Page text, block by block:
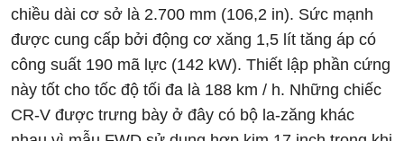
chiều dài cơ sở là 2.700 mm (106,2 in). Sức mạnh
được cung cấp bởi động cơ xăng 1,5 lít tăng áp có
công suất 190 mã lực (142 kW). Thiết lập phần cứng
này tốt cho tốc độ tối đa là 188 km / h. Những chiếc
CR-V được trưng bày ở đây có bộ la-zăng khác